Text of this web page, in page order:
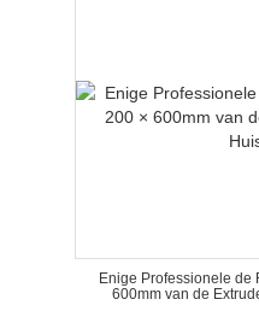
Enige Professionele de
600mm van de